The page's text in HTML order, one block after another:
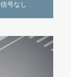
信号なし